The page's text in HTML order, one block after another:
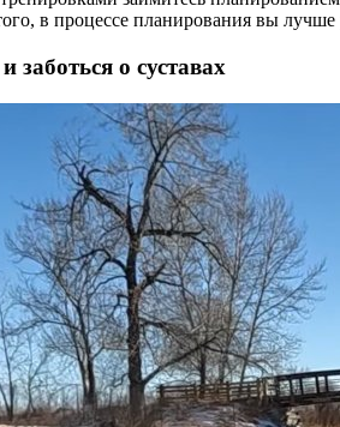
в процессе планирования вы
о суставах